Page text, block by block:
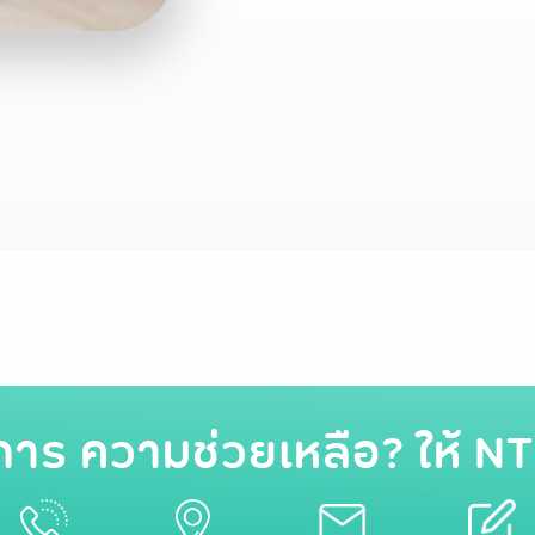
ร ความช่วยเหลือ? ให้